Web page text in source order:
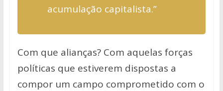
acumulação capitalista.”
Com que alianças? Com aquelas forças
políticas que estiverem dispostas a
compor um campo comprometido com o